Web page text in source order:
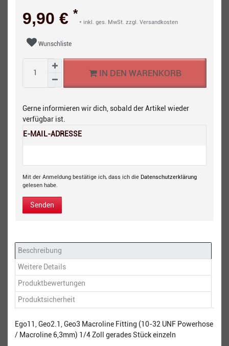
9,90 € *
* inkl. ges. MwSt. zzgl. Versandkosten
Wunschliste
IN DEN WARENKORB
Gerne informieren wir dich, sobald der Artikel wieder
verfügbar ist.
E-MAIL-ADRESSE
Mit der Anmeldung bestätige ich, dass ich die Daten­schutz­erklärung
gelesen habe.
Senden
Beschreibung
Weitere Details
Produktbewertungen
Produktsicherheit
Ego11, Geo2.1, Geo3 Macroline Fitting (10-32 UNF Powerhose
/ Macroline 6,3mm) 1/4 Zoll gerades Stück einzeln